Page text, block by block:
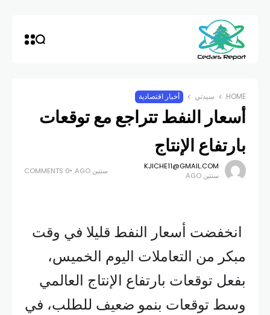
HOME سيدتي أخبار اقتصادية
أسعار النفط تتراجع مع توقعات
بارتفاع الإنتاج
KJICHE11@GMAIL.COM
سنتين AGO
سنتين AGO 0 COMMENTS
انخفضت أسعار النفط قليلا في وقت
مبكر من التعاملات اليوم الخميس،
بفعل توقعات بارتفاع الإنتاج العالمي
وسط توقعات بنمو ضعيف للطلب، في